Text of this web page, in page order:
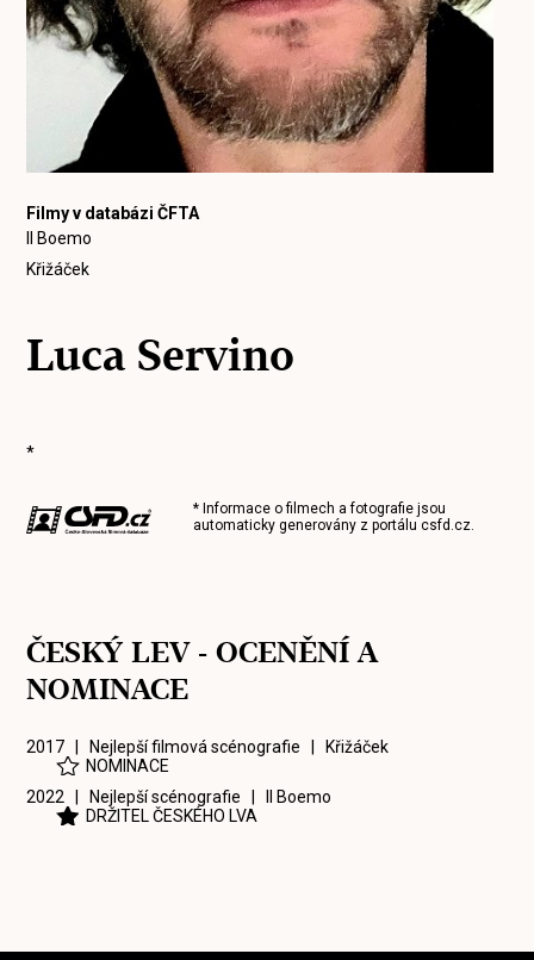
Filmy v databázi ČFTA
Il Boemo
Křižáček
Luca Servino
*
* Informace o filmech a fotografie jsou
automaticky generovány z portálucsfd.cz
ČESKÝ LEV - OCENĚNÍ A
NOMINACE
2017 | Nejlepší filmová scénografie |Křižáček
NOMINACE
2022 | Nejlepší scénografie |Il Boemo
DRŽITEL ČESKÉHO LVA